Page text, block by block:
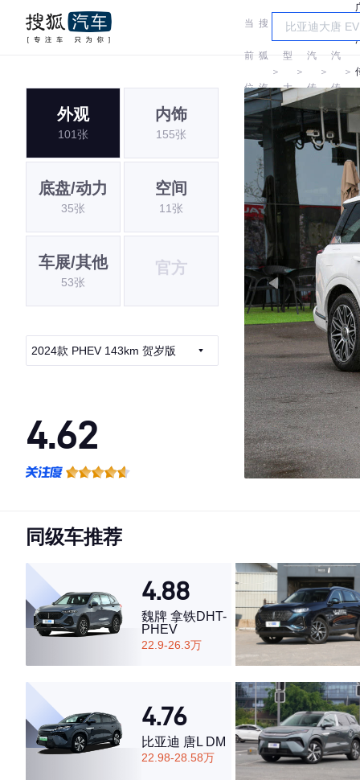
当
前
位
置:
搜
狐
汽
车
＞
车
型
大
＞
广
汽
传
祺
＞
广
汽
传
祺
＞
外观
101张
内饰
155张
底盘/动力
35张
空间
11张
车展/其他
53张
官方
2024款 PHEV 143km 贺岁版
4.62
·空间表现一般，低于60%同级车
同级车推荐
4.88
魏牌 拿铁DHT-
PHEV
22.9-26.3万
4.76
比亚迪 唐L DM
22.98-28.58万